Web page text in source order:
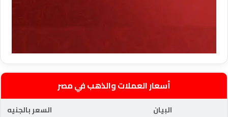
أسعار العملات والذهب في مصر
البيان
السعر بالجنيه